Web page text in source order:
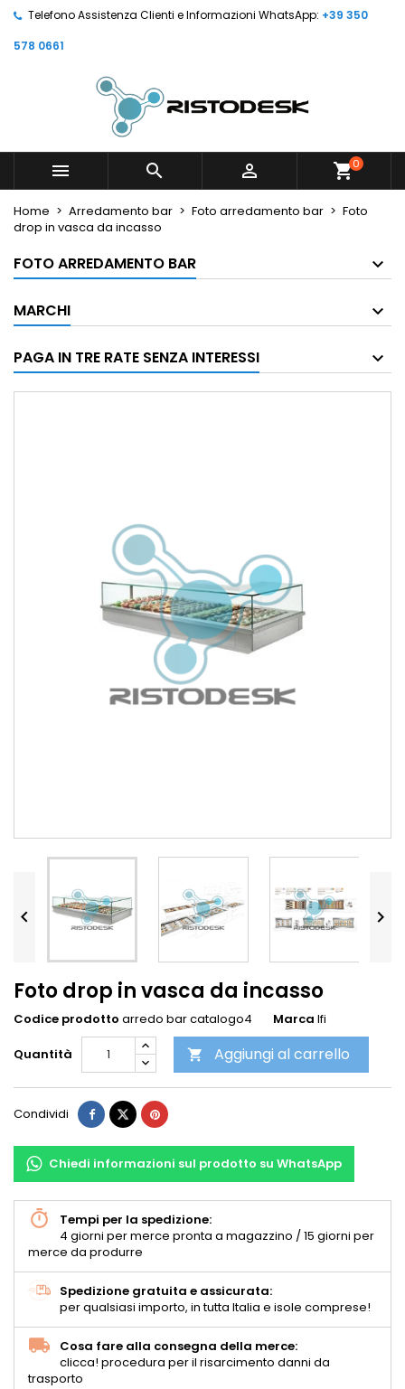
Telefono Assistenza Clienti e Informazioni WhatsApp: +39 350
578 0661
   shopping_cart0
Home Arredamento bar Foto arredamento bar
Foto
drop in vasca da incasso
FOTO ARREDAMENTO BAR
MARCHI
PAGA IN TRE RATE SENZA INTERESSI
 
Foto drop in vasca da incasso
Codice prodotto arredo bar catalogo4 Marca Ifi
Quantità  Aggiungi al carrello
Condividi
Chiedi informazioni sul prodotto su WhatsApp
Tempi per la spedizione:
4 giorni per merce pronta a magazzino / 15 giorni per
merce da produrre
Spedizione gratuita e assicurata:
per qualsiasi importo, in tutta Italia e isole comprese!
Cosa fare alla consegna della merce:
clicca! procedura per il risarcimento danni da
trasporto